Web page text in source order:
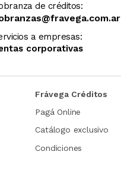
de créditos:
a empresas:
corporativas
Frávega Créditos
Pagá Online
Catálogo exclusivo
Condiciones